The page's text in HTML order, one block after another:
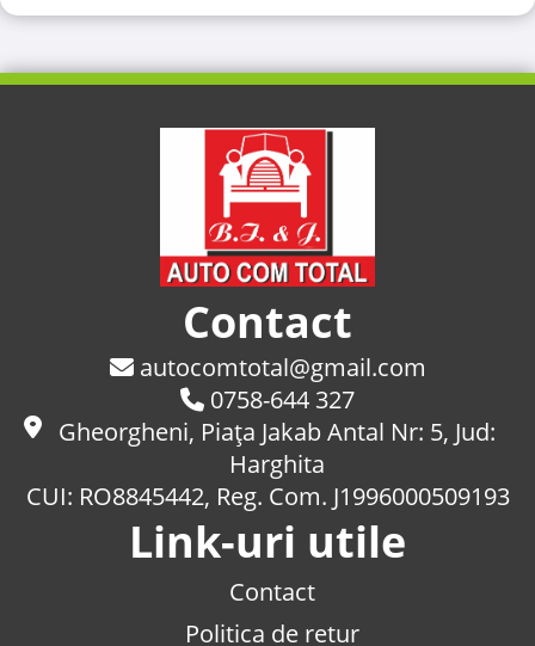
Contact
autocomtotal@gmail.com
0758-644 327
Gheorgheni, Piaţa Jakab Antal Nr: 5, Jud:
Harghita
CUI: RO8845442, Reg. Com. J1996000509193
Link-uri utile
Contact
Politica de retur